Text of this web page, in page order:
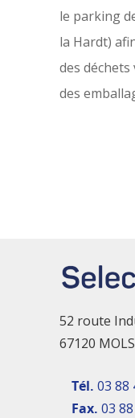
le parking
la Hardt)
des
des
52 route
67120
Tél. 03 88
Fax. 03